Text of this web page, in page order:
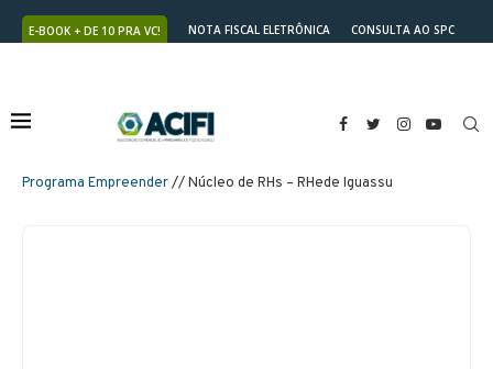
E-BOOK + DE 10 PRA VC! NOTA FISCAL ELETRÔNICA
CONSULTA AO SPC
Programa Empreender// Núcleo de RHs – RHede Iguassu